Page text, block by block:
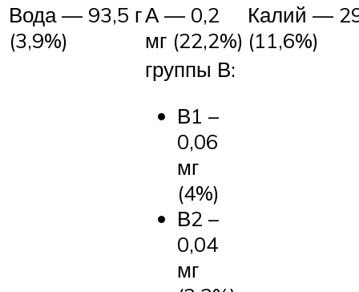
Вода — 93,5 г
(3,9%)
А — 0,2
мг (22,2%)
Калий —
(11,6%)
группы В:
В1 –
0,06
мг
(4%)
В2 –
0,04
мг